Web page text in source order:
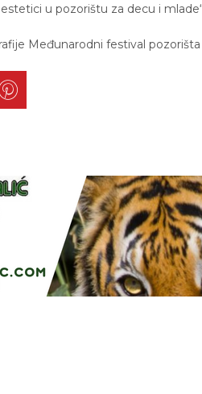
u pozorištu za decu i
Međunarodni festival